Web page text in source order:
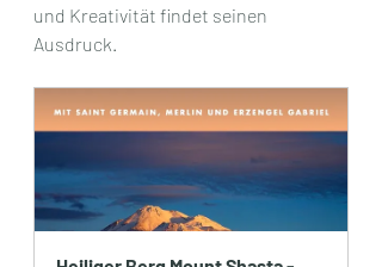
und Kreativität findet seinen
Ausdruck.